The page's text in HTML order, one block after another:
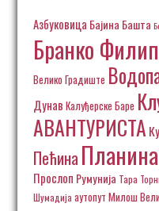
Азбуковица Бајина Башта
Бранко
Велико Градиште
Дунав Калуђерске Баре
АВАНТУРИСТА
Пећина
Прослоп Румунија Тара
Шумадија аутопут Милош